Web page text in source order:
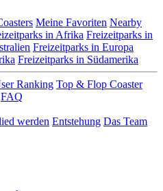
Meine Favoriten Nearby
in Afrika Freizeitparks in
Freizeitparks in Europa
Freizeitparks in Südamerika
Ranking Top & Flop Coaster
FAQ
werden Entstehung Das Team